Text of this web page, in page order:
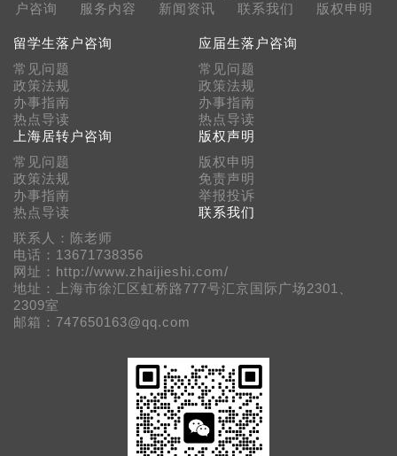
户咨询
服务内容 新闻资讯 联系我们 版权申明
留学生落户咨询
常见问题
政策法规
办事指南
热点导读
应届生落户咨询
常见问题
政策法规
办事指南
热点导读
上海居转户咨询
常见问题
政策法规
办事指南
热点导读
版权声明
版权申明
免责声明
举报投诉
联系我们
联系人：陈老师
电话：13671738356
网址：http://www.zhaijieshi.com/
地址：上海市徐汇区虹桥路777号汇京国际广场2301、
2309室
邮箱：747650163@qq.com